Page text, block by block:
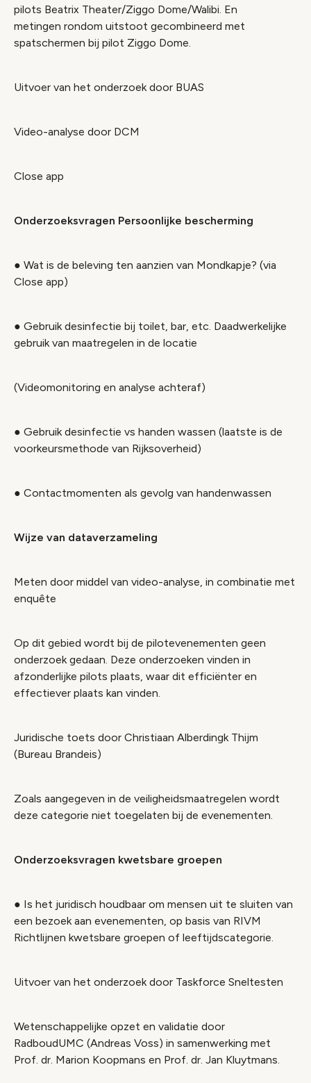
pilots Beatrix Theater/Ziggo Dome/Walibi. En
metingen rondom uitstoot gecombineerd met
spatschermen bij pilot Ziggo Dome.
Uitvoer van het onderzoek door BUAS
Video-analyse door DCM
Close app
Onderzoeksvragen Persoonlijke bescherming
● Wat is de beleving ten aanzien van Mondkapje? (via
Close app)
● Gebruik desinfectie bij toilet, bar, etc. Daadwerkelijke
gebruik van maatregelen in de locatie
(Videomonitoring en analyse achteraf)
● Gebruik desinfectie vs handen wassen (laatste is de
voorkeursmethode van Rijksoverheid)
● Contactmomenten als gevolg van handenwassen
Wijze van dataverzameling
Meten door middel van video-analyse, in combinatie met
enquête
Op dit gebied wordt bij de pilotevenementen geen
onderzoek gedaan. Deze onderzoeken vinden in
afzonderlijke pilots plaats, waar dit efficiënter en
effectiever plaats kan vinden.
Juridische toets door Christiaan Alberdingk Thijm
(Bureau Brandeis)
Zoals aangegeven in de veiligheidsmaatregelen wordt
deze categorie niet toegelaten bij de evenementen.
Onderzoeksvragen kwetsbare groepen
● Is het juridisch houdbaar om mensen uit te sluiten van
een bezoek aan evenementen, op basis van RIVM
Richtlijnen kwetsbare groepen of leeftijdscategorie.
Uitvoer van het onderzoek door Taskforce Sneltesten
Wetenschappelijke opzet en validatie door
RadboudUMC (Andreas Voss) in samenwerking met
Prof. dr. Marion Koopmans en Prof. dr. Jan Kluytmans.